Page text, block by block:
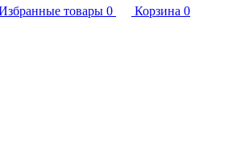
товары 0 Корзина 0